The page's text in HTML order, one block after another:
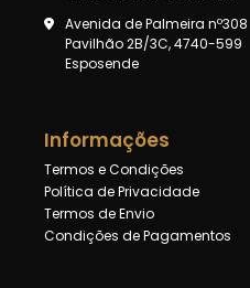
Avenida de Palmeira nº308
Pavilhão 2B/3C, 4740-599
Esposende
Informações
Termos e Condições
Política de Privacidade
Termos de Envio
Condições de Pagamentos